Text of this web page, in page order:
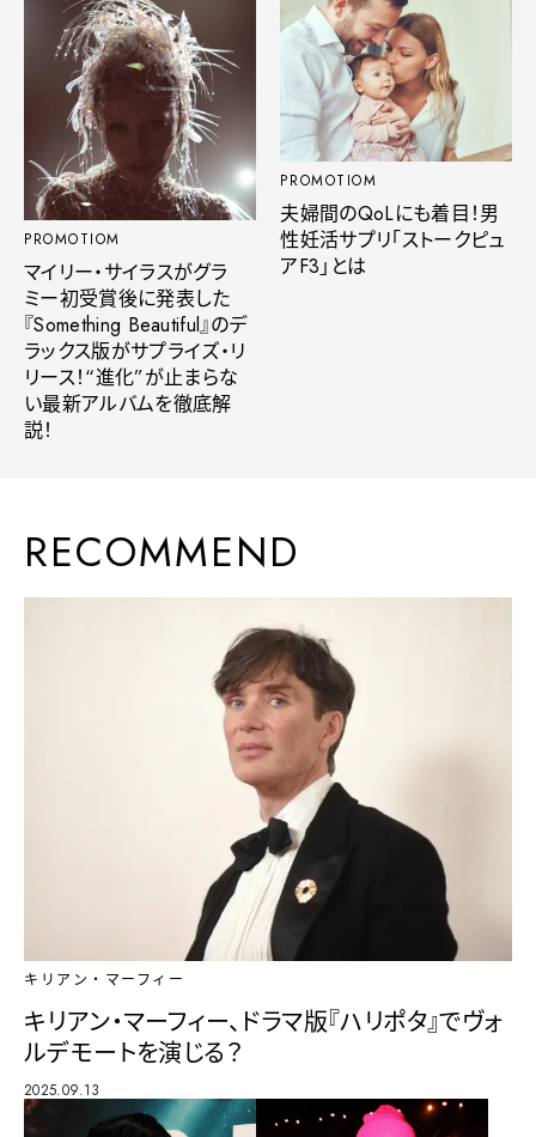
PROMOTIOM
マイリー・サイラスがグラ
ミー初受賞後に発表した
『Something Beautiful』のデ
ラックス版がサプライズ・リ
リース！“進化”が止まらな
い最新アルバムを徹底解
説！
PROMOTIOM
夫婦間のQoLにも着目！男
性妊活サプリ「ストークピュ
アF3」とは
RECOMMEND
キリアン・マーフィー
キリアン・マーフィー、ドラマ版『ハリポタ』でヴォ
ルデモートを演じる？
2025.09.13